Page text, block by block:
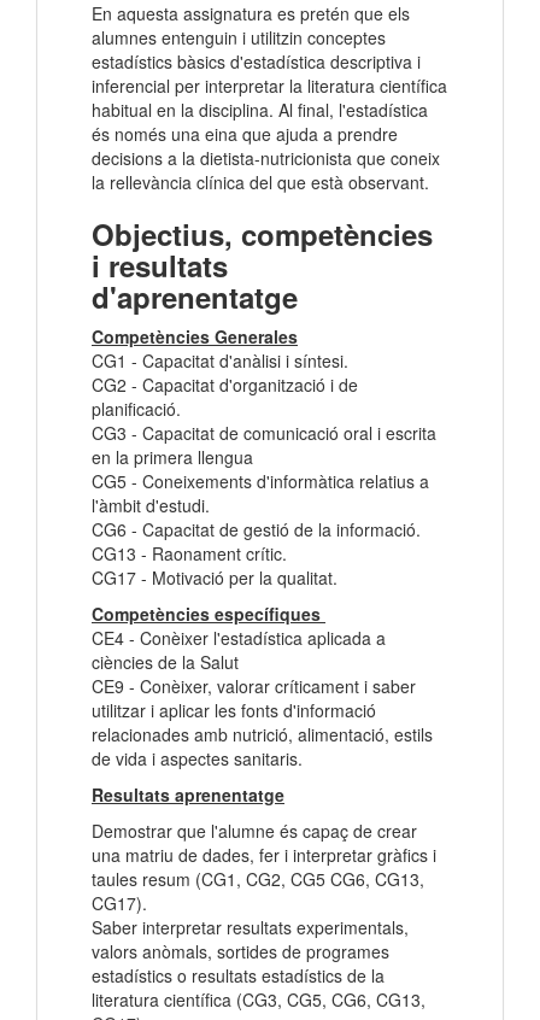
En aquesta assignatura es pretén que els
alumnes entenguin i utilitzin conceptes
estadístics bàsics d'estadística descriptiva i
inferencial per interpretar la literatura científica
habitual en la disciplina. Al final, l'estadística
és només una eina que ajuda a prendre
decisions a la dietista-nutricionista que coneix
la rellevància clínica del que està observant.
Objectius, competències
i resultats
d'aprenentatge
Competències Generales
CG1 - Capacitat d'anàlisi i síntesi.
CG2 - Capacitat d'organització i de
planificació.
CG3 - Capacitat de comunicació oral i escrita
en la primera llengua
CG5 - Coneixements d'informàtica relatius a
l'àmbit d'estudi.
CG6 - Capacitat de gestió de la informació.
CG13 - Raonament crític.
CG17 - Motivació per la qualitat.
Competències específiques
CE4 - Conèixer l'estadística aplicada a
ciències de la Salut
CE9 - Conèixer, valorar críticament i saber
utilitzar i aplicar les fonts d'informació
relacionades amb nutrició, alimentació, estils
de vida i aspectes sanitaris.
Resultats aprenentatge
Demostrar que l'alumne és capaç de crear
una matriu de dades, fer i interpretar gràfics i
taules resum (CG1, CG2, CG5 CG6, CG13,
CG17).
Saber interpretar resultats experimentals,
valors anòmals, sortides de programes
estadístics o resultats estadístics de la
literatura científica (CG3, CG5, CG6, CG13,